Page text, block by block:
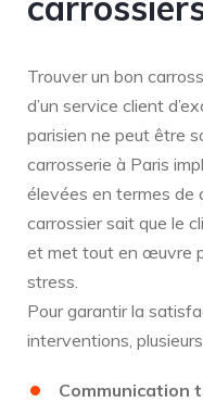
Trouver un bon
d’un service client
parisien ne peut être
carrosserie à Paris
élevées en termes de
carrossier sait que le
et met tout en œuvre
stress.
Pour garantir la
interventions,
Communication